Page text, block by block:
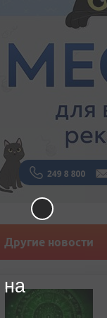
Другие новости